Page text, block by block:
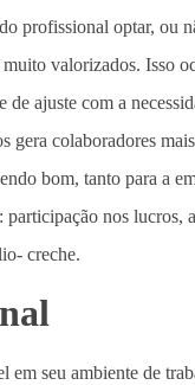
profissional optar, ou
valorizados. Isso
ajuste com a
gera colaboradores
bom, tanto para a
participação nos lucros,
creche.
em seu ambiente de